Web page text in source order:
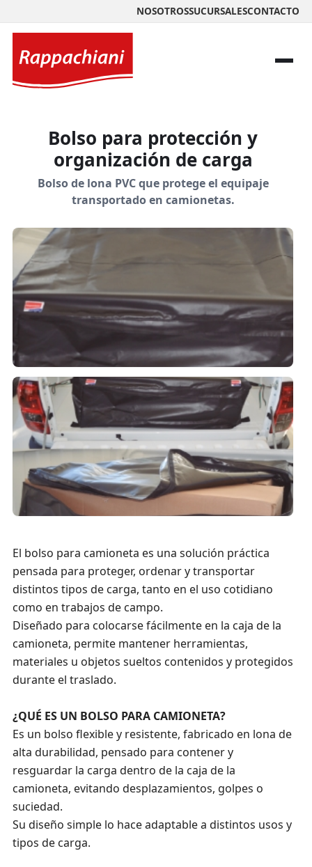
NOSOTROSSUCURSALESCONTACTO
Bolso para protección y
organización de carga
Bolso de lona PVC que protege el equipaje
transportado en camionetas.
El bolso para camioneta es una solución práctica
pensada para proteger, ordenar y transportar
distintos tipos de carga, tanto en el uso cotidiano
como en trabajos de campo.
Diseñado para colocarse fácilmente en la caja de la
camioneta, permite mantener herramientas,
materiales u objetos sueltos contenidos y protegidos
durante el traslado.
¿QUÉ ES UN BOLSO PARA CAMIONETA?
Es un bolso flexible y resistente, fabricado en lona de
alta durabilidad, pensado para contener y
resguardar la carga dentro de la caja de la
camioneta, evitando desplazamientos, golpes o
suciedad.
Su diseño simple lo hace adaptable a distintos usos y
tipos de carga.